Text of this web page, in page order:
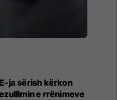
ja sërish kërkon
e rrënimeve